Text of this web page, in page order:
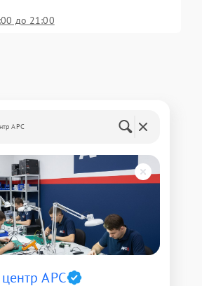
до 21:00
APC
APC